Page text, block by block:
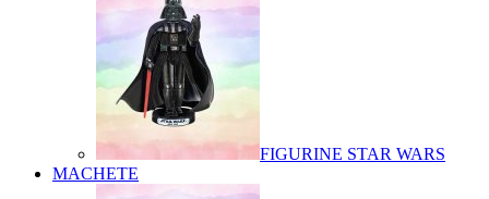
FIGURINE STAR WARS
MACHETE